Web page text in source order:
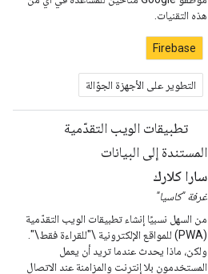
هذه التقنيات.
Firebase
التطوير على الأجهزة الجوّالة
تطبيقات الويب التقدّمية
المستندة إلى البيانات
سارا كلارك
غرفة "كاسيا"
من السهل نسبيًا إنشاء تطبيقات الويب التقدّمية
(PWA) للمواقع الإلكترونية \"للقراءة فقط\".
ولكن، ماذا يحدث عندما تريد أن يعمل
المستخدمون بلا إنترنت والمزامنة عند الاتصال